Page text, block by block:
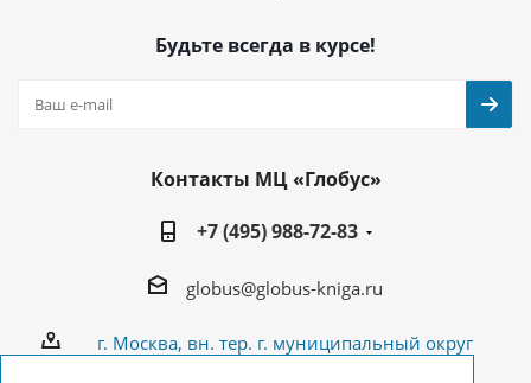
Будьте всегда в курсе!
Контакты МЦ «Глобус»
+7 (495) 988-72-83
globus@globus-kniga.ru
г. Москва, вн. тер. г. муниципальный округ